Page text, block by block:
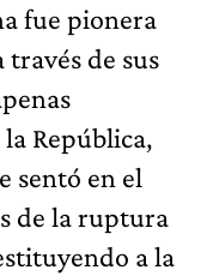
fue pionera
de sus
República,
sentó en el
de la ruptura
a la